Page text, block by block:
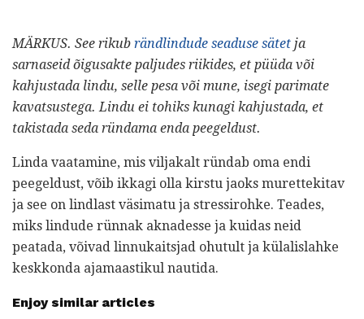
MÄRKUS. See rikub rändlindude seaduse sätet ja
sarnaseid õigusakte paljudes riikides, et püüda või
kahjustada lindu, selle pesa või mune, isegi parimate
kavatsustega. Lindu ei tohiks kunagi kahjustada, et
takistada seda ründama enda peegeldust.
Linda vaatamine, mis viljakalt ründab oma endi
peegeldust, võib ikkagi olla kirstu jaoks murettekitav
ja see on lindlast väsimatu ja stressirohke. Teades,
miks lindude rünnak aknadesse ja kuidas neid
peatada, võivad linnukaitsjad ohutult ja külalislahke
keskkonda ajamaastikul nautida.
Enjoy similar articles